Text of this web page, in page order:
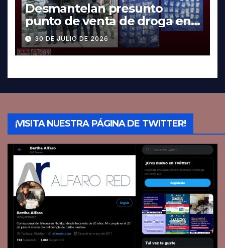
Desmantelan presunto
punto de venta de droga en
Pachuca; hay dos detenidos
30 DE JULIO DE 2026
¡VISITA NUESTRA PÁGINA DE TWITTER!